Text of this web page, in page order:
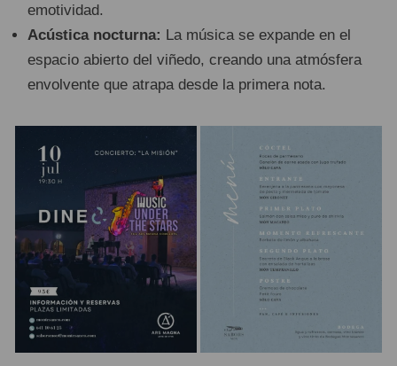
emotividad.
Acústica nocturna: La música se expande en el
espacio abierto del viñedo, creando una atmósfera
envolvente que atrapa desde la primera nota.